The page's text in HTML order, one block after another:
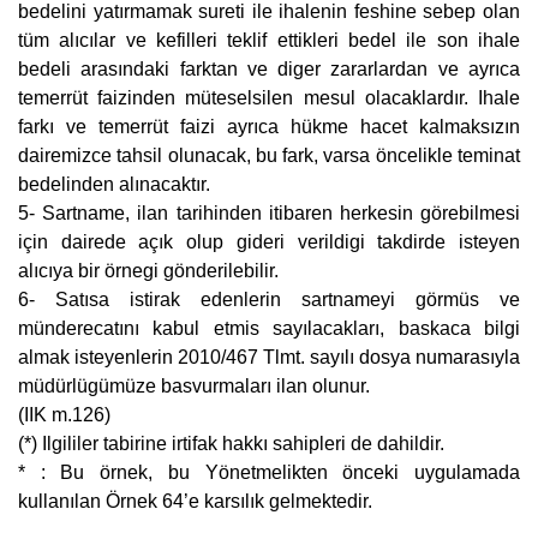
bedelini yatırmamak sureti ile ihalenin feshine sebep olan
tüm alıcılar ve kefilleri teklif ettikleri bedel ile son ihale
bedeli arasındaki farktan ve diger zararlardan ve ayrıca
temerrüt faizinden müteselsilen mesul olacaklardır. Ihale
farkı ve temerrüt faizi ayrıca hükme hacet kalmaksızın
dairemizce tahsil olunacak, bu fark, varsa öncelikle teminat
bedelinden alınacaktır.
5- Sartname, ilan tarihinden itibaren herkesin görebilmesi
için dairede açık olup gideri verildigi takdirde isteyen
alıcıya bir örnegi gönderilebilir.
6- Satısa istirak edenlerin sartnameyi görmüs ve
münderecatını kabul etmis sayılacakları, baskaca bilgi
almak isteyenlerin 2010/467 Tlmt. sayılı dosya numarasıyla
müdürlügümüze basvurmaları ilan olunur.
(IIK m.126)
(*) Ilgililer tabirine irtifak hakkı sahipleri de dahildir.
* : Bu örnek, bu Yönetmelikten önceki uygulamada
kullanılan Örnek 64’e karsılık gelmektedir.